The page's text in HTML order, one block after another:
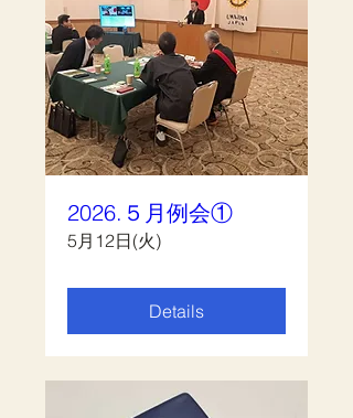
2026.５月例会①
5月12日(火)
Details